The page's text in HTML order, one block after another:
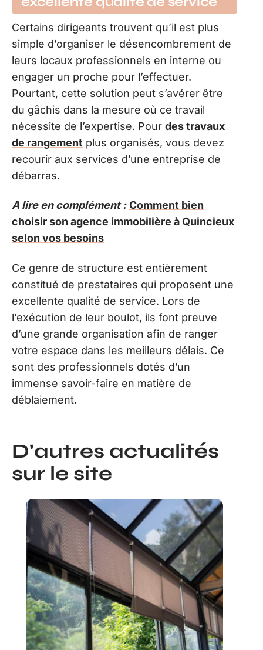
Certains dirigeants trouvent qu’il est plus
simple d’organiser le désencombrement de
leurs locaux professionnels en interne ou
engager un proche pour l’effectuer.
Pourtant, cette solution peut s’avérer être
du gâchis dans la mesure où ce travail
nécessite de l’expertise. Pour des travaux
de rangement plus organisés, vous devez
recourir aux services d’une entreprise de
débarras.
A lire en complément : Comment bien
choisir son agence immobilière à Quincieux
selon vos besoins
Ce genre de structure est entièrement
constitué de prestataires qui proposent une
excellente qualité de service. Lors de
l’exécution de leur boulot, ils font preuve
d’une grande organisation afin de ranger
votre espace dans les meilleurs délais. Ce
sont des professionnels dotés d’un
immense savoir-faire en matière de
déblaiement.
D'autres actualités
sur le site